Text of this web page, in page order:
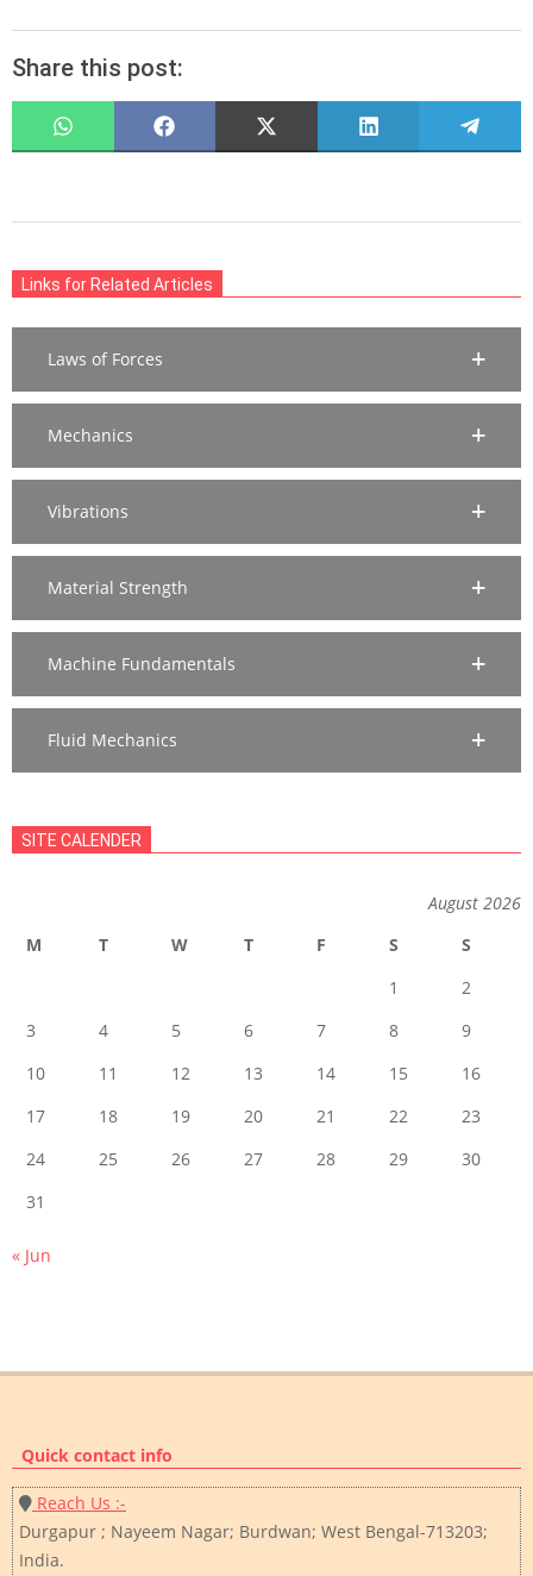
Share this post:
SHARE
ON
WHATSAPP
SHARE
ON
FACEBOOK
ON
SHARE
ON
LINKEDIN
15Links for Related Articles
Laws of Forces
Mechanics
Vibrations
Material Strength
Machine Fundamentals
Fluid Mechanics
SITE CALENDER
August 2026
M
T W T F S
S
1
2
3
4 5 6 7 8
9
10
11 12 13 14 15
16
17
18 19 20 21 22
23
24
25 26 27 28 29
30
31
« Jun
Quick contact info
Reach Us :-
Durgapur ; Nayeem Nagar; Burdwan; West Bengal-713203;
India.